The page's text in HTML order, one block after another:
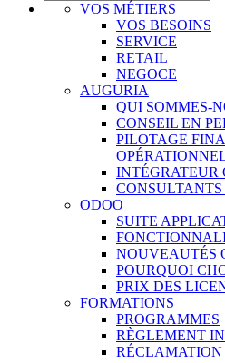
VOS MÉTIERS
VOS BESOINS
SERVICE
RETAIL
NEGOCE
AUGURIA
QUI SOMMES-
CONSEIL EN
PILOTAGE
INTÉGRATEUR
CONSULTANTS
ODOO
SUITE
NOUVEAUTÉS
POURQUOI
PRIX DES
FORMATIONS
PROGRAMMES
RÈGLEMENT
RÉCLAMATION